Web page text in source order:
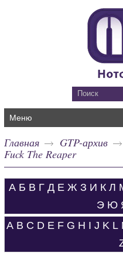
Меню
Главная GTP-архив
Fuck The Reaper
А Б В Г Д Е Ж З И К Л
Э Ю
A B C D E F G H I J K L